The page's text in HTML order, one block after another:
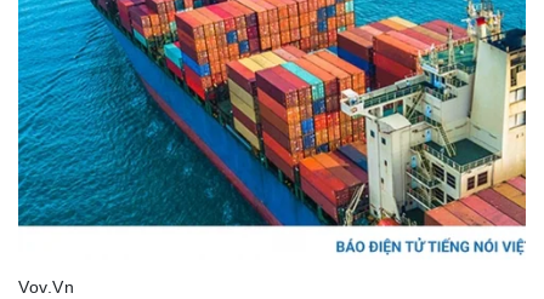
Kinh tế
Thị trường
Giá vàng